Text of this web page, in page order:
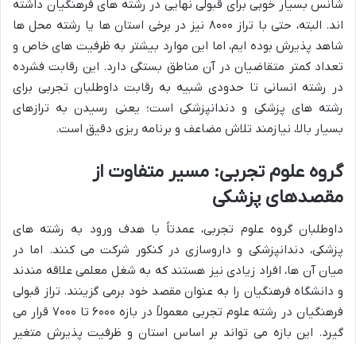
شانس بسیار خوبی برای قبولی نهایی در رشته های فرهنگیان داشته
اند. البته، حتی با تراز ۸۰۰۰ نیز در برخی استان ها یا رشته محل ها
شاهد پذیرش بوده ایم، اما این موارد بیشتر به ظرفیت های خاص و
تعداد کمتر متقاضیان در آن مناطق بستگی دارد. این رقابت فشرده
در رشته انسانی تا حدودی شبیه به رقابت داوطلبان تجربی برای
رشته های پزشکی و دندانپزشکی است؛ یعنی رسیدن به ترازهای
بسیار بالا، نیازمند تلاش مضاعف و برنامه ریزی دقیق است.
گروه علوم تجربی: مسیر متفاوت از
مقصدهای پزشکی
داوطلبان گروه علوم تجربی، عمدتاً با هدف ورود به رشته های
پزشکی، دندانپزشکی و داروسازی در کنکور شرکت می کنند. اما در
میان آن ها، افراد زیادی نیز هستند که به شغل معلمی علاقه مندند
و دانشگاه فرهنگیان را به عنوان مقصد خود برمی گزینند. تراز قبولی
فرهنگیان در رشته علوم تجربی معمولاً در بازه ۶۰۰۰ تا ۷۰۰۰ قرار می
گیرد. این بازه می تواند بر اساس استان و ظرفیت پذیرش متغیر